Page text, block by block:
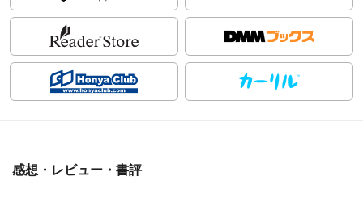
感想・レビュー・書評